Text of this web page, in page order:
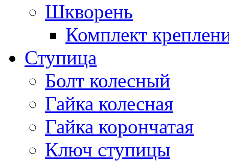
Шкворень
Комплект
Ступица
Болт колесный
Гайка колесная
Гайка корончатая
Ключ ступицы